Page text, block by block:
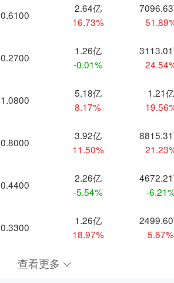
0.6100
2.64亿
16.73%
0.2700
1.26亿
-0.01%
1.0800
5.18亿
8.17%
1.21亿
0.8000
3.92亿
11.50%
0.4400
2.26亿
-5.54%
-
0.3300
1.26亿
18.97%
5.67%
查看更多